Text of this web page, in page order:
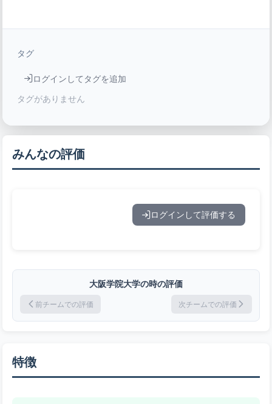
タグ
ログインしてタグを追加
タグがありません
みんなの評価
ログインして評価する
大阪学院大学の時の評価
前チームでの評価 次チームでの評価
特徴